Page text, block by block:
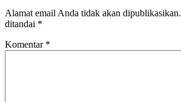
Alamat email Anda tidak akan dipublikasikan.
ditandai *
Komentar *